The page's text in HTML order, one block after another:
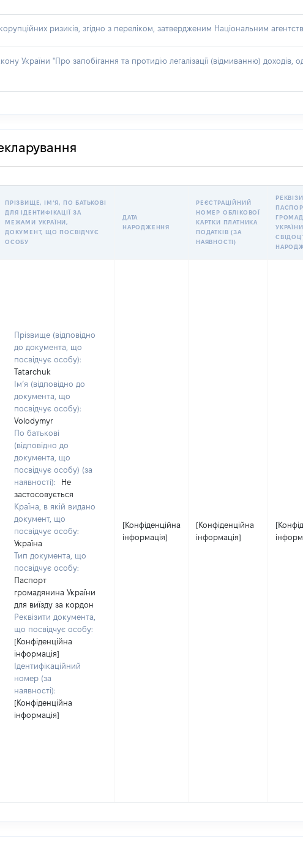
ризиків, згідно з переліком, затвердженим Національним
України "Про запобігання та протидію легалізації (відмиванню)
ПРІЗВИЩЕ, ІМʼЯ, ПО БАТЬКОВІ
ДЛЯ ІДЕНТИФІКАЦІЇ ЗА
МЕЖАМИ УКРАЇНИ,
ДОКУМЕНТ, ЩО ПОСВІДЧУЄ
ОСОБУ
ДАТА
НАРОДЖЕННЯ
РЕЄСТРАЦІЙНИЙ
НОМЕР ОБЛІКОВОЇ
КАРТКИ ПЛАТНИКА
ПОДАТКІВ (ЗА
НАЯВНОСТІ)
Прізвище (відповідно
до документа, що
посвідчує особу):
Tatarchuk
Ім’я (відповідно до
документа, що
посвідчує особу):
Volodymyr
По батькові
(відповідно до
документа, що
посвідчує особу) (за
наявності):
Не
застосовується
Країна, в якій видано
документ, що
посвідчує особу:
Україна
Тип документа, що
посвідчує особу:
Паспорт
громадянина України
для виїзду за кордон
Реквізити документа,
що посвідчує особу:
[Конфіденційна
інформація]
Ідентифікаційний
номер (за
наявності):
[Конфіденційна
інформація]
[Конфіденційна
інформація]
[Конфіденційна
інформація]